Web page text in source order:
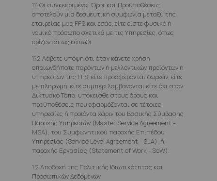
1.1.1 Οι συγκεκριμένοι Όροι και Προϋποθέσεις
αποτελούν μία δεσμευτική συμφωνία μεταξύ της
εταιρείας μας FFS και εσάς, είτε είστε φυσικό ή
νομικό πρόσωπο σχετικά με τις Υπηρεσίες, όπως
ορίζονται ως κάτωθι.
1.1.2 Λάβετε υπόψη ότι όταν κάνετε χρήση
οποιωνδήποτε παρόντων ή μελλοντικών προϊόντων ή
υπηρεσιών της FFS, είτε προσφέρονται δωρεάν, είτε
με πληρωμή, είτε συμπεριλαμβάνονται είτε όχι στον
Δικτυακό Τόπο, υπόκεισθε στους όρους και
προϋποθέσεις που εφαρμόζονται σε τέτοιες
υπηρεσίες ή προϊόντα χάριν του Βασικής Σύμβασης
Παροχής Υπηρεσιών (Master Service Agreement -
MSA), του Συμφωνητικού παροχής Επιπέδου
Υπηρεσίας (Service Level Agreement - SLA), ή
παροχής Εργασίας (Statement of Work - SoW).
1.2 Αποδοχή της Πολιτικής Ιδιωτικότητας και
Προσωπικών Δεδομένων